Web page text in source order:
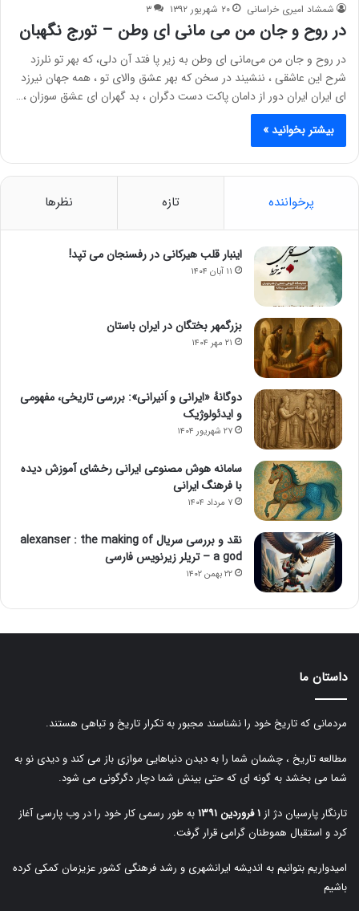
شمشاد امیری خراسانی ۲۰ شهریور ۱۳۹۲ ۳
در روح و جان من می مانی ای وطن – تورج نگهبان
در روح و جان من می‌مانی ای وطن به زیر پا فتد آن دلی، که بهر تو نلرزد
شرح این عاشقی ، ننشیند در سخن که بهر عشق والای تو ، همه جهان نیرزد
ای ایران ایران دور از دامان پاکت دست دگران ، بد گهران ای عشق سوزان ،…
بیشتر بخوانید »
پرخواننده تازه نظرها
اینبار قلب هیرکانی در رفسنجان می تپد!
۱۱ آبان ۱۴۰۴
بزرگمهر بختگان در ایران باستان
۲۱ مهر ۱۴۰۴
دوگانهٔ «ایرانی و اَنیرانی»: بررسی تاریخی، مفهومی
و ایدئولوژیک
۲۷ شهریور ۱۴۰۴
سامانه هوش مصنوعی ایرانی رخشای آموزش دیده
با فرهنگ ایرانی
۷ مرداد ۱۴۰۴
نقد و بررسی سریال alexanser : the making of
a god – تریلر زیرنویس فارسی
۲۲ بهمن ۱۴۰۲
داستان ما
مردمانی که تاریخ خود را نشناسند مجبور به تکرار تاریخ و تباهی هستند.
مطالعه تاریخ ، چشمان شما را به دیدن دنیاهایی موازی باز می کند و دیدی نو به
شما می بخشد به گونه ای که حتی بینش شما دچار دگرگونی می شود.
تارنگار پارسیان دژ از ۱ فروردین ۱۳۹۱
به طور رسمی کار خود را در وب پارسی آغاز
کرد و استقبال هموطنان گرامی قرار گرفت.
امیدواریم بتوانیم به اندیشه ایرانشهری و رشد فرهنگی کشور عزیزمان کمکی کرده
باشیم